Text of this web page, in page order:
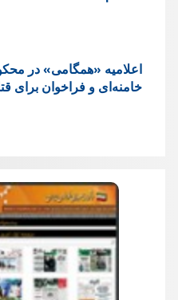
اعلامیه «همگامی» در
خامنه‌ای و فراخوان برای